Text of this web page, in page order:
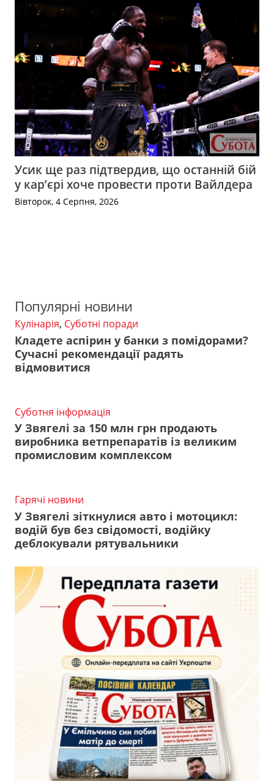
Усик ще раз підтвердив, що останній бій
у кар’єрі хоче провести проти Вайлдера
Вівторок, 4 Серпня, 2026
Популярні новини
Кулінарія, Суботні поради
Кладете аспірин у банки з помідорами?
Сучасні рекомендації радять
відмовитися
Суботня інформація
У Звягелі за 150 млн грн продають
виробника ветпрепаратів із великим
промисловим комплексом
Гарячі новини
У Звягелі зіткнулися авто і мотоцикл:
водій був без свідомості, водійку
деблокували рятувальники